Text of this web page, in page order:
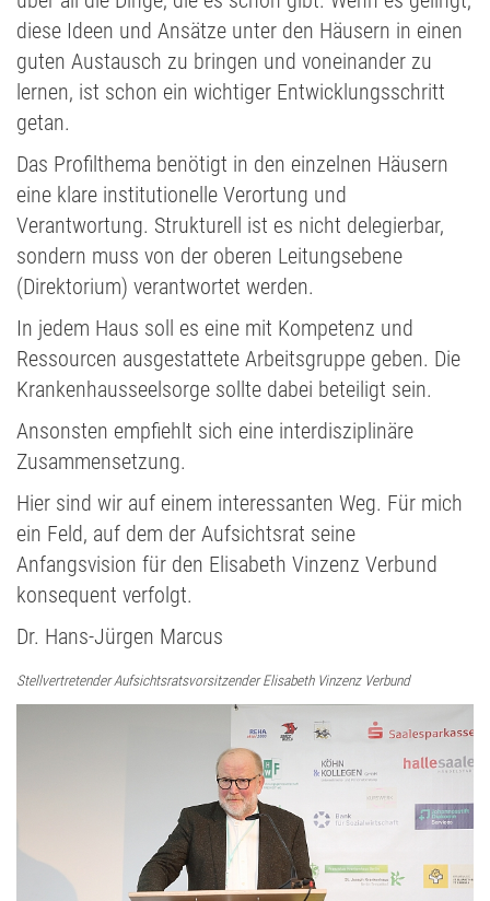
diese Ideen und Ansätze unter den Häusern in einen
guten Austausch zu bringen und voneinander zu
lernen, ist schon ein wichtiger Entwicklungsschritt
getan.
Das Profilthema benötigt in den einzelnen Häusern
eine klare institutionelle Verortung und
Verantwortung. Strukturell ist es nicht delegierbar,
sondern muss von der oberen Leitungsebene
(Direktorium) verantwortet werden.
In jedem Haus soll es eine mit Kompetenz und
Ressourcen ausgestattete Arbeitsgruppe geben. Die
Krankenhausseelsorge sollte dabei beteiligt sein.
Ansonsten empfiehlt sich eine interdisziplinäre
Zusammensetzung.
Hier sind wir auf einem interessanten Weg. Für mich
ein Feld, auf dem der Aufsichtsrat seine
Anfangsvision für den Elisabeth Vinzenz Verbund
konsequent verfolgt.
Dr. Hans-Jürgen Marcus
Stellvertretender Aufsichtsratsvorsitzender Elisabeth Vinzenz Verbund